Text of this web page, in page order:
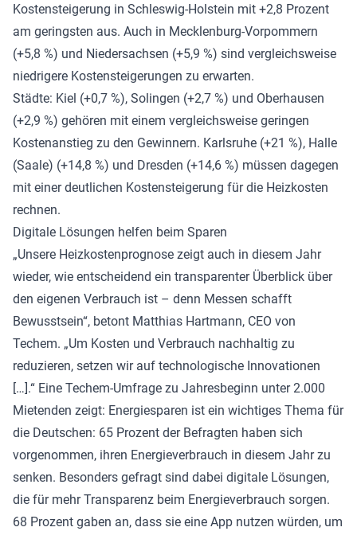
Kostensteigerung in Schleswig-Holstein mit +2,8 Prozent
am geringsten aus. Auch in Mecklenburg-Vorpommern
(+5,8 %) und Niedersachsen (+5,9 %) sind vergleichsweise
niedrigere Kostensteigerungen zu erwarten.
Städte: Kiel (+0,7 %), Solingen (+2,7 %) und Oberhausen
(+2,9 %) gehören mit einem vergleichsweise geringen
Kostenanstieg zu den Gewinnern. Karlsruhe (+21 %), Halle
(Saale) (+14,8 %) und Dresden (+14,6 %) müssen dagegen
mit einer deutlichen Kostensteigerung für die Heizkosten
rechnen.
Digitale Lösungen helfen beim Sparen
„Unsere Heizkostenprognose zeigt auch in diesem Jahr
wieder, wie entscheidend ein transparenter Überblick über
den eigenen Verbrauch ist – denn Messen schafft
Bewusstsein“, betont Matthias Hartmann, CEO von
Techem. „Um Kosten und Verbrauch nachhaltig zu
reduzieren, setzen wir auf technologische Innovationen
[…].“ Eine Techem-Umfrage zu Jahresbeginn unter 2.000
Mietenden zeigt: Energiesparen ist ein wichtiges Thema für
die Deutschen: 65 Prozent der Befragten haben sich
vorgenommen, ihren Energieverbrauch in diesem Jahr zu
senken. Besonders gefragt sind dabei digitale Lösungen,
die für mehr Transparenz beim Energieverbrauch sorgen.
68 Prozent gaben an, dass sie eine App nutzen würden, um